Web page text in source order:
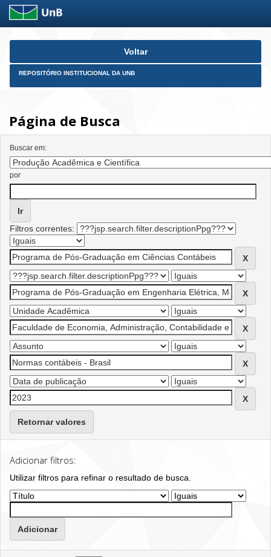
Skip
Voltar
REPOSITÓRIO INSTITUCIONAL DA UNB
Página de Busca
Buscar em:
por
Filtros correntes:
Retornar valores
Adicionar filtros:
Utilizar filtros para refinar o resultado de busca.